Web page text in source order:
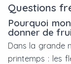
Questions
Pourquoi
donner de
Dans la grande
printemps : les